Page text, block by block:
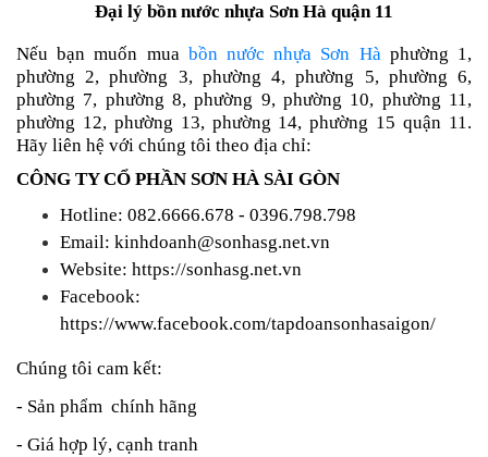
Đại lý bồn nước nhựa Sơn Hà quận 11
Nếu bạn muốn mua bồn nước nhựa Sơn Hàphường 1,
phường 2, phường 3, phường 4, phường 5, phường 6,
phường 7, phường 8, phường 9, phường 10, phường 11,
phường 12, phường 13, phường 14, phường 15 quận 11.
Hãy liên hệ với chúng tôi theo địa chỉ:
CÔNG TY CỔ PHẦN SƠN HÀ SÀI GÒN
Hotline: 082.6666.678 - 0396.798.798
Email: kinhdoanh@sonhasg.net.vn
Website: https://sonhasg.net.vn
Facebook:
https://www.facebook.com/tapdoansonhasaigon/
Chúng tôi cam kết:
- Sản phẩm chính hãng
- Giá hợp lý, cạnh tranh